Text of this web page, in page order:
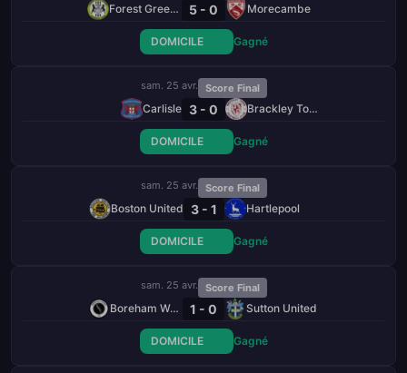
Forest Green Rovers 5 - 0 Morecambe
DOMICILE Gagné
sam. 25 avr. Score Final
Carlisle 3 - 0 Brackley Town
DOMICILE Gagné
sam. 25 avr. Score Final
Boston United 3 - 1 Hartlepool
DOMICILE Gagné
sam. 25 avr. Score Final
Boreham Wood 1 - 0 Sutton United
DOMICILE Gagné